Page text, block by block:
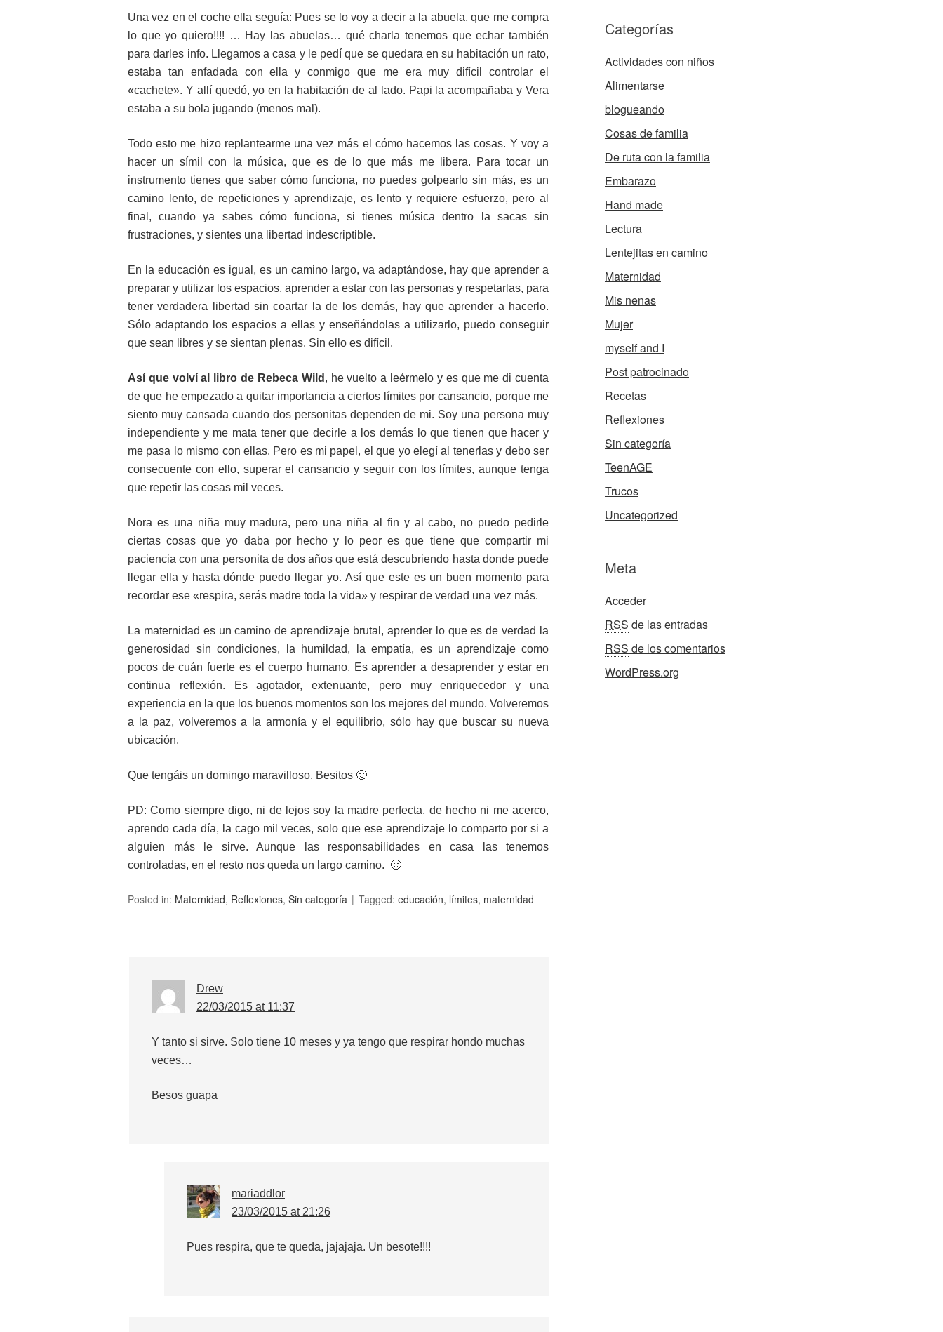
Una vez en el coche ella seguía: Pues se lo voy a decir a la abuela, que me compra
lo que yo quiero!!!! … Hay las abuelas… qué charla tenemos que echar también
para darles info. Llegamos a casa y le pedí que se quedara en su habitación un rato,
estaba tan enfadada con ella y conmigo que me era muy difícil controlar el
«cachete». Y allí quedó, yo en la habitación de al lado. Papi la acompañaba y Vera
estaba a su bola jugando (menos mal).
Todo esto me hizo replantearme una vez más el cómo hacemos las cosas. Y voy a
hacer un símil con la música, que es de lo que más me libera. Para tocar un
instrumento tienes que saber cómo funciona, no puedes golpearlo sin más, es un
camino lento, de repeticiones y aprendizaje, es lento y requiere esfuerzo, pero al
final, cuando ya sabes cómo funciona, si tienes música dentro la sacas sin
frustraciones, y sientes una libertad indescriptible.
En la educación es igual, es un camino largo, va adaptándose, hay que aprender a
preparar y utilizar los espacios, aprender a estar con las personas y respetarlas, para
tener verdadera libertad sin coartar la de los demás, hay que aprender a hacerlo.
Sólo adaptando los espacios a ellas y enseñándolas a utilizarlo, puedo conseguir
que sean libres y se sientan plenas. Sin ello es difícil.
Así que volví al libro de Rebeca Wild , he vuelto a leérmelo y es que me di cuenta
de que he empezado a quitar importancia a ciertos límites por cansancio, porque me
siento muy cansada cuando dos personitas dependen de mi. Soy una persona muy
independiente y me mata tener que decirle a los demás lo que tienen que hacer y
me pasa lo mismo con ellas. Pero es mi papel, el que yo elegí al tenerlas y debo ser
consecuente con ello, superar el cansancio y seguir con los límites, aunque tenga
que repetir las cosas mil veces.
Nora es una niña muy madura, pero una niña al fin y al cabo, no puedo pedirle
ciertas cosas que yo daba por hecho y lo peor es que tiene que compartir mi
paciencia con una personita de dos años que está descubriendo hasta donde puede
llegar ella y hasta dónde puedo llegar yo. Así que este es un buen momento para
recordar ese «respira, serás madre toda la vida» y respirar de verdad una vez más.
La maternidad es un camino de aprendizaje brutal, aprender lo que es de verdad la
generosidad sin condiciones, la humildad, la empatía, es un aprendizaje como
pocos de cuán fuerte es el cuerpo humano. Es aprender a desaprender y estar en
continua reflexión. Es agotador, extenuante, pero muy enriquecedor y una
experiencia en la que los buenos momentos son los mejores del mundo. Volveremos
a la paz, volveremos a la armonía y el equilibrio, sólo hay que buscar su nueva
ubicación.
Que tengáis un domingo maravilloso. Besitos 🙂
PD: Como siempre digo, ni de lejos soy la madre perfecta, de hecho ni me acerco,
aprendo cada día, la cago mil veces, solo que ese aprendizaje lo comparto por si a
alguien más le sirve. Aunque las responsabilidades en casa las tenemos
controladas, en el resto nos queda un largo camino. 🙂
Posted in: Maternidad, Reflexiones, Sin categoría Tagged: educación, límites, maternidad
Drew
22/03/2015 at 11:37
Y tanto si sirve. Solo tiene 10 meses y ya tengo que respirar hondo muchas
veces…
Besos guapa
mariaddlor
23/03/2015 at 21:26
Pues respira, que te queda, jajajaja. Un besote!!!!
Categorías
Actividades con niños
Alimentarse
blogueando
Cosas de familia
De ruta con la familia
Embarazo
Hand made
Lectura
Lentejitas en camino
Maternidad
Mis nenas
Mujer
myself and I
Post patrocinado
Recetas
Reflexiones
Sin categoría
TeenAGE
Trucos
Uncategorized
Meta
Acceder
RSS de las entradas
RSS de los comentarios
WordPress.org